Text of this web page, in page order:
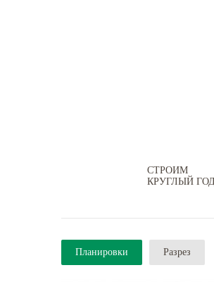
СТРОИМ
КРУГЛЫЙ ГОД
Планировки Разрез